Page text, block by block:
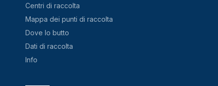
Centri di raccolta
Mappa dei punti di raccolta
Dove lo butto
Dati di raccolta
Info